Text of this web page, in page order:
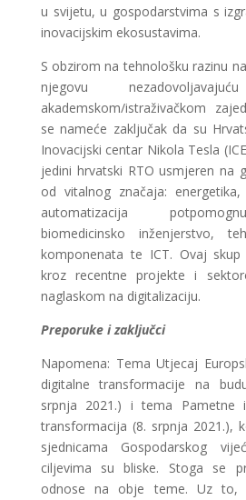
u svijetu, u gospodarstvima s
inovacijskim ekosustavima.
S obzirom na tehnološku razinu
njegovu
akademskom/istraživačkom
se nameće zaključak da su
Inovacijski centar Nikola Tesla
jedini hrvatski RTO usmjeren na
od vitalnog značaja:
automatizacija
biomedicinsko inženjerstvo,
komponenata te ICT. Ovaj
kroz recentne projekte i
naglaskom na digitalizaciju.
Preporuke i zaključci
Napomena: Tema Utjecaj
digitalne transformacije na
srpnja 2021.) i tema Pametne
transformacija (8. srpnja 2021.),
sjednicama Gospodarskog
ciljevima su bliske. Stoga se
odnose na obje teme. Uz to,